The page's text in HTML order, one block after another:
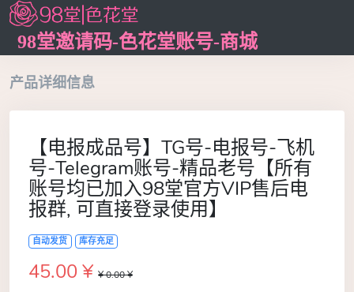
98堂邀请码-色花堂账号-商城
产品详细信息
【电报成品号】TG号-电报号-飞机
号-Telegram账号-精品老号【所有
账号均已加入98堂官方VIP售后电
报群, 可直接登录使用】
自动发货 库存充足
45.00 ¥ ¥ 0.00 ¥